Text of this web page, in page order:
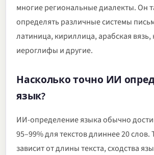
многие региональные диалекты. Он
определять различные системы
латиница, кириллица, арабская вязь,
иероглифы и другие.
Насколько точно ИИ
язык?
ИИ-определение языка обычно
95–99% для текстов длиннее 20 слов.
зависит от длины текста, сходства